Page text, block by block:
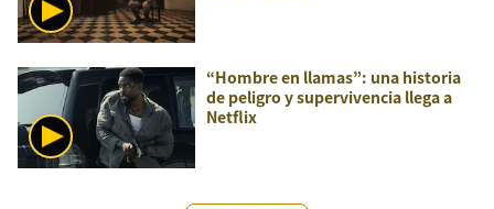
“Hombre en llamas”: una historia
de peligro y supervivencia llega a
Netflix